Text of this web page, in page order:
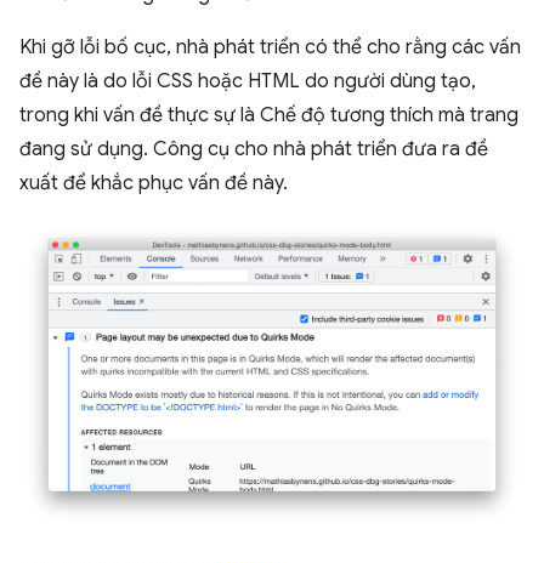
Khi gỡ lỗi bố cục, nhà phát triển có thể cho rằng các vấn
đề này là do lỗi CSS hoặc HTML do người dùng tạo,
trong khi vấn đề thực sự là Chế độ tương thích mà trang
đang sử dụng. Công cụ cho nhà phát triển đưa ra đề
xuất để khắc phục vấn đề này.